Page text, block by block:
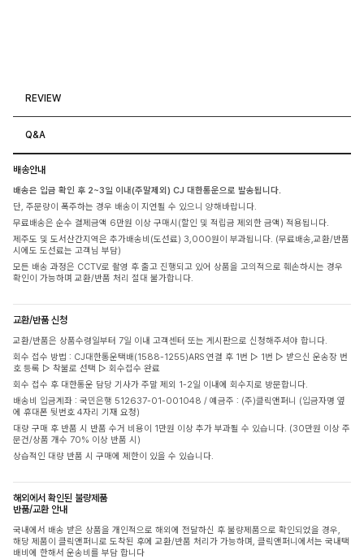
REVIEW
Q&A
배송안내
배송은 입금 확인 후 2~3일 이내(주말제외) CJ 대한통운으로 발송됩니다.
단, 주문량이 폭주하는 경우 배송이 지연될 수 있으니 양해바랍니다.
무료배송은 순수 결제금액 6만원 이상 구매시(할인 및 적립금 제외한 금액) 적용됩니다.
제주도 및 도서산간지역은 추가배송비(도선료) 3,000원이 부과됩니다. (무료배송,교환/반품
시에도 도선료는 고객님 부담)
모든 배송 과정은 CCTV로 촬영 후 출고 진행되고 있어 상품을 고의적으로 훼손하시는 경우
확인이 가능하며 교환/반품 처리 절대 불가합니다.
교환/반품 신청
교환/반품은 상품수령일부터 7일 이내 고객센터 또는 게시판으로 신청해주셔야 합니다.
회수 접수 방법 : CJ대한통운택배(1588-1255)ARS 연결 후 1번 ▷ 1번 ▷ 받으신 운송장 번
호 등록 ▷ 착불로 선택 ▷ 회수접수 완료
회수 접수 후 대한통운 담당 기사가 주말 제외 1-2일 이내에 회수지로 방문합니다.
배송비 입금계좌 : 국민은행 512637-01-001048 / 예금주 : (주)클릭앤퍼니 (입금자명 옆
에 휴대폰 뒷번호 4자리 기재 요청)
대량 구매 후 반품 시 반품 수거 비용이 1만원 이상 추가 부과될 수 있습니다. (30만원 이상 주
문건/상품 개수 70% 이상 반품 시)
상습적인 대량 반품 시 구매에 제한이 있을 수 있습니다.
해외에서 확인된 불량제품
반품/교환 안내
국내에서 배송 받은 상품을 개인적으로 해외에 전달하신 후 불량제품으로 확인되었을 경우,
해당 제품이 클릭앤퍼니로 도착된 후에 교환/반품 처리가 가능하며, 클릭앤퍼니에서는 국내택
배비에 한해서 운송비를 부담 합니다